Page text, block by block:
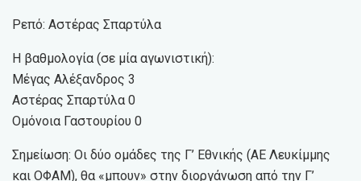
Ρεπό: Αστέρας Σπαρτύλα
Η βαθμολογία (σε μία αγωνιστική):
Μέγας Αλέξανδρος 3
Αστέρας Σπαρτύλα 0
Ομόνοια Γαστουρίου 0
Σημείωση: Οι δύο ομάδες της Γ’ Εθνικής (ΑΕ Λευκίμμης
και ΟΦΑΜ), θα «μπουν» στην διοργάνωση από την Γ’